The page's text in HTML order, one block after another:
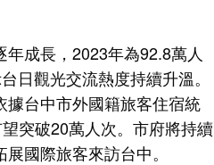
成長，2023年為92.8萬人
日觀光交流熱度持續升溫。
台中市外國籍旅客住宿統
突破20萬人次。市府將持續
國際旅客來訪台中。